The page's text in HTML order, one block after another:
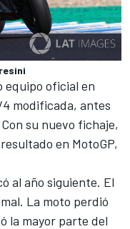
equipo oficial en
modificada, antes
su nuevo fichaje,
en MotoGP,
al año siguiente. El
La moto perdió
la mayor parte del